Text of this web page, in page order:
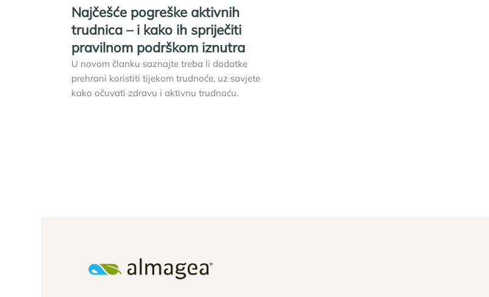
Najčešće pogreške aktivnih
trudnica – i kako ih spriječiti
pravilnom podrškom iznutra
U novom članku saznajte treba li dodatke
prehrani koristiti tijekom trudnoće, uz savjete
kako očuvati zdravu i aktivnu trudnoću.